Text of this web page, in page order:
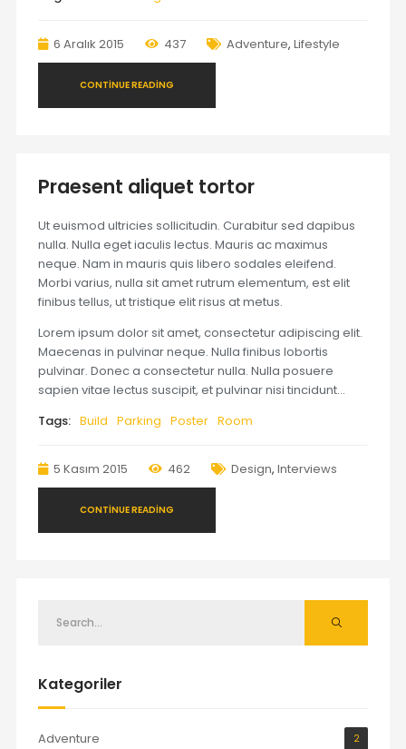
6 Aralık 2015 437 Adventure, Lifestyle
CONTINUE READING
Praesent aliquet tortor
Ut euismod ultricies sollicitudin. Curabitur sed dapibus
nulla. Nulla eget iaculis lectus. Mauris ac maximus
neque. Nam in mauris quis libero sodales eleifend.
Morbi varius, nulla sit amet rutrum elementum, est elit
finibus tellus, ut tristique elit risus at metus.
Lorem ipsum dolor sit amet, consectetur adipiscing elit.
Maecenas in pulvinar neque. Nulla finibus lobortis
pulvinar. Donec a consectetur nulla. Nulla posuere
sapien vitae lectus suscipit, et pulvinar nisi tincidunt…
Tags: Build Parking Poster Room
5 Kasım 2015 462 Design, Interviews
CONTINUE READING
Kategoriler
Adventure 2